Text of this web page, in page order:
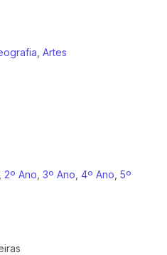
Artes
2º Ano 3º Ano 4º Ano 5º